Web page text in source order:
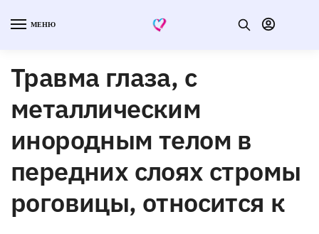
МЕНЮ
Травма глаза, с
металлическим
инородным телом в
передних слоях стромы
роговицы, относится к